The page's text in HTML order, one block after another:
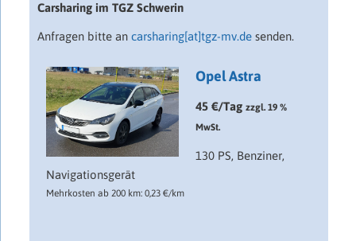
Carsharing im TGZ Schwerin
Anfragen bitte ancarsharing[at]tgz-mv.de senden.
Opel Astra
45 €/Tag zzgl. 19 %
MwSt.
130 PS, Benziner,
Navigationsgerät
Mehrkosten ab 200 km: 0,23 €/km